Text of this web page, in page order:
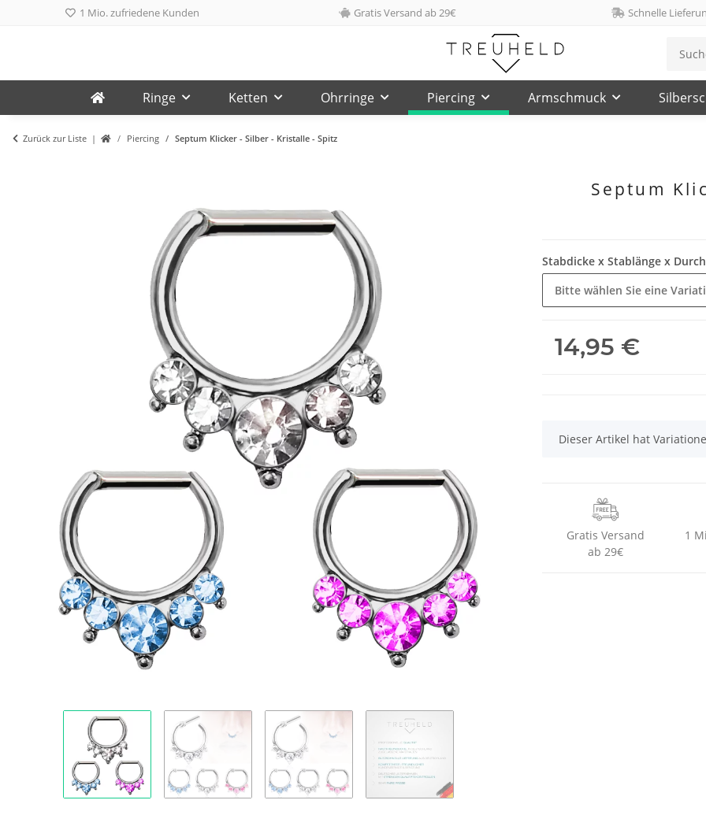
1 Mio. zufriedene Kunden Gratis Versand ab 29€ Schnelle
Ringe Ketten Ohrringe Piercing Armschmuck
Zurück zur Liste Piercing Septum Klicker - Silber - Kristalle - Spitz
Septum
Stabdicke x Stablänge x
Bitte wählen Sie eine
14,95 €
x
Dieser Artikel hat
Gratis Versand
ab 29€
1